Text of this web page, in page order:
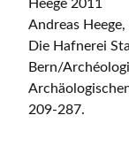
Heege 2011
Andreas
Die Hafnerei
Bern/
209-287.